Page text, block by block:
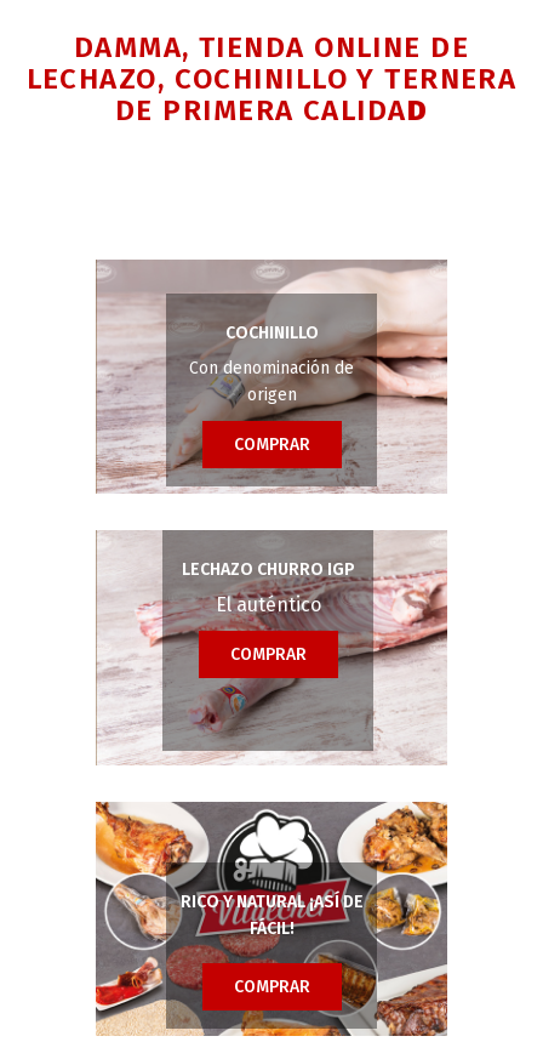
DAMMA, TIENDA ONLINE DE
LECHAZO, COCHINILLO Y TERNERA
DE PRIMERA CALIDAD
COCHINILLO
Con denominación de
origen
COMPRAR
LECHAZO CHURRO IGP
El auténtico
COMPRAR
RICO Y NATURAL ¡ASÍ DE
FÁCIL!
COMPRAR